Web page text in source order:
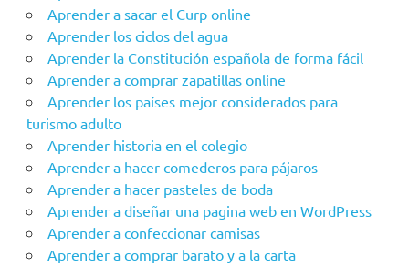
Aprender a sacar el Curp online
Aprender los ciclos del agua
Aprender la Constitución española de forma fácil
Aprender a comprar zapatillas online
Aprender los países mejor considerados para
turismo adulto
Aprender historia en el colegio
Aprender a hacer comederos para pájaros
Aprender a hacer pasteles de boda
Aprender a diseñar una pagina web en WordPress
Aprender a confeccionar camisas
Aprender a comprar barato y a la carta